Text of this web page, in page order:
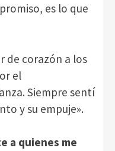
es lo que
de corazón a los
el
Siempre sentí
y su empuje».
a quienes me